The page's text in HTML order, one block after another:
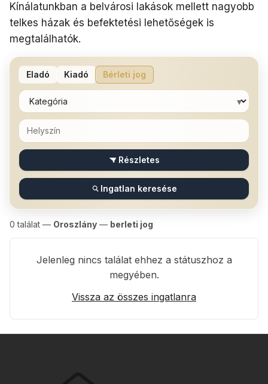
Kínálatunkban a belvárosi lakások mellett nagyobb
telkes házak és befektetési lehetőségek is
megtalálhatók.
Eladó Kiadó Bérleti jog
▾
Részletes
Ingatlan keresése
0 találat — Oroszlány — berleti jog
Jelenleg nincs találat ehhez a státuszhoz a
megyében.
Vissza az összes ingatlanra